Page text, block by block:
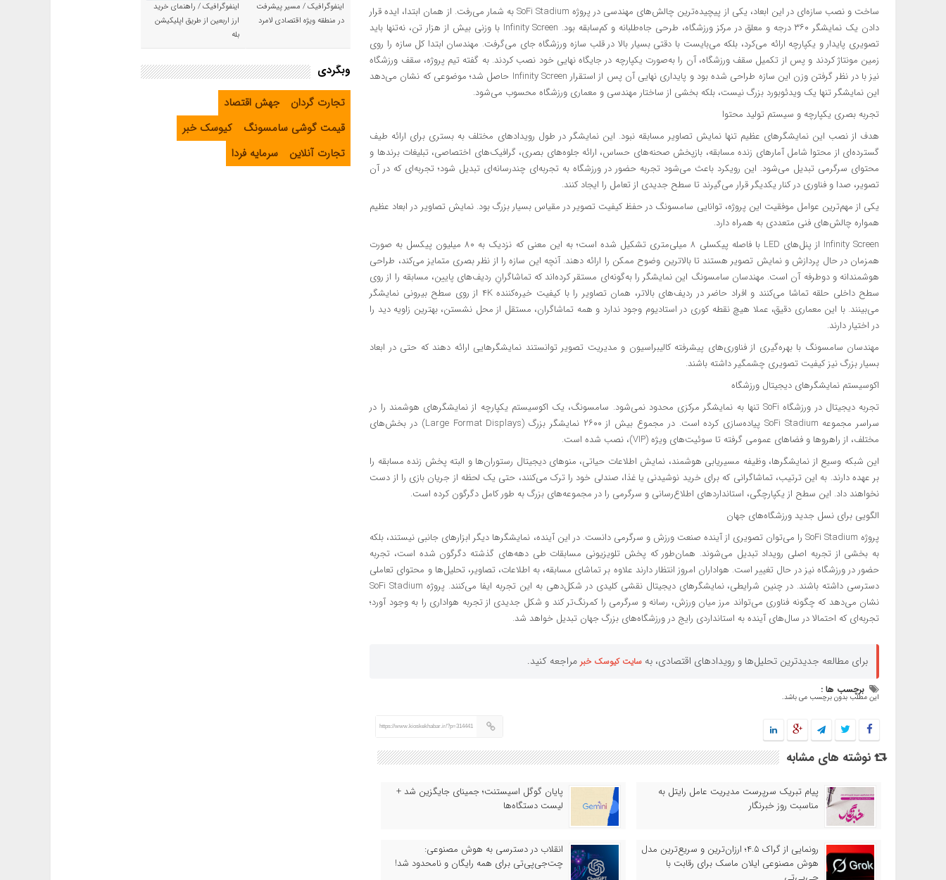
ساخت و نصب سازه‌ای در این ابعاد، یکی از پیچیده‌ترین چالش‌های مهندسی در پروژه SoFi Stadium به شمار می‌رفت. از همان ابتدا، ایده قرار
دادن یک نمایشگر ۳۶۰ درجه و معلق در مرکز ورزشگاه، طرحی جاه‌طلبانه و کم‌سابقه بود. Infinity Screen با وزنی بیش از هزار تن، نه‌‌تنها باید
تصویری پایدار و یکپارچه ارائه می‌کرد، بلکه می‌بایست با دقتی بسیار بالا در قلب سازه ورزشگاه جای می‌گرفت. مهندسان ابتدا کل سازه را روی
زمین مونتاژ کردند و پس از تکمیل سقف ورزشگاه، آن را به‌صورت یکپارچه در جایگاه نهایی خود نصب کردند. به گفته تیم پروژه، سقف ورزشگاه
نیز با در نظر گرفتن وزن این سازه طراحی شده بود و پایداری نهایی آن پس از استقرار Infinity Screen حاصل شد؛ موضوعی که نشان می‌دهد
این نمایشگر تنها یک ویدئوبورد بزرگ نیست، بلکه بخشی از ساختار مهندسی و معماری ورزشگاه محسوب می‌شود.
تجربه بصری یکپارچه و سیستم تولید محتوا
هدف از نصب این نمایشگرهای عظیم تنها نمایش تصاویر مسابقه نبود. این نمایشگر در طول رویدادهای مختلف به بستری برای ارائه طیف
گسترده‌ای از محتوا شامل آمارهای زنده مسابقه، بازپخش صحنه‌های حساس، ارائه جلوه‌های بصری، گرافیک‌های اختصاصی، تبلیغات برندها و
محتوای سرگرمی تبدیل می‌شود. این رویکرد باعث می‌شود تجربه حضور در ورزشگاه به تجربه‌ای چندرسانه‌ای تبدیل شود؛ تجربه‌ای که در آن
تصویر، صدا و فناوری در کنار یکدیگر قرار می‌گیرند تا سطح جدیدی از تعامل را ایجاد کنند.
یکی از مهم‌ترین عوامل موفقیت این پروژه، توانایی سامسونگ در حفظ کیفیت تصویر در مقیاس بسیار بزرگ بود. نمایش تصاویر در ابعاد عظیم
همواره چالش‌های فنی متعددی به همراه دارد.
Infinity Screen از پنل‌های LED با فاصله پیکسلی ۸ میلی‌متری تشکیل شده است؛ به این معنی که نزدیک به ۸۰ میلیون پیکسل به صورت
همزمان در حال پردازش و نمایش تصویر هستند تا بالاترین وضوح ممکن را ارائه دهند. آنچه این سازه را از نظر بصری متمایز می‌کند، طراحی
هوشمندانه و دوطرفه آن است. مهندسان سامسونگ این نمایشگر را به‌گونه‌ای مستقر کرده‌اند که تماشاگرانِ ردیف‌های پایین، مسابقه را از روی
سطح داخلی حلقه تماشا می‌کنند و افراد حاضر در ردیف‌های بالاتر، همان تصاویر را با کیفیت خیره‌کننده ۴K از روی سطح بیرونی نمایشگر
می‌بینند. با این معماری دقیق، عملا هیچ نقطه کوری در استادیوم وجود ندارد و همه تماشاگران، مستقل از محل نشستن، بهترین زاویه دید را
در اختیار دارند.
مهندسان سامسونگ با بهره‌گیری از فناوری‌های پیشرفته کالیبراسیون و مدیریت تصویر توانستند نمایشگرهایی ارائه دهند که حتی در ابعاد
بسیار بزرگ نیز کیفیت تصویری چشمگیر داشته باشند.
اکوسیستم نمایشگرهای دیجیتال ورزشگاه
تجربه دیجیتال در ورزشگاه SoFi تنها به نمایشگر مرکزی محدود نمی‌شود. سامسونگ، یک اکوسیستم یکپارچه از نمایشگرهای هوشمند را در
سراسر مجموعه SoFi Stadium پیاده‌سازی کرده‌ است. در مجموع بیش از ۲۶۰۰ نمایشگر بزرگ (Large Format Displays) در بخش‌های
مختلف، از راهروها و فضاهای عمومی گرفته تا سوئیت‌های ویژه (VIP)، نصب شده است.
این شبکه وسیع از نمایشگرها، وظیفه مسیریابی هوشمند، نمایش اطلاعات حیاتی، منوهای دیجیتال رستوران‌ها و البته پخش زنده مسابقه را
بر عهده دارند. به این ترتیب، تماشاگرانی که برای خرید نوشیدنی یا غذا، صندلی خود را ترک می‌کنند، حتی یک لحظه از جریان بازی را از دست
نخواهند داد. این سطح از یکپارچگی، استانداردهای اطلاع‌رسانی و سرگرمی را در مجموعه‌های بزرگ به طور کامل دگرگون کرده است.
الگویی برای نسل جدید ورزشگاه‌های جهان
پروژه SoFi Stadium را می‌توان تصویری از آینده صنعت ورزش و سرگرمی دانست. در این آینده، نمایشگرها دیگر ابزارهای جانبی نیستند، بلکه
به بخشی از تجربه اصلی رویداد تبدیل می‌شوند. همان‌طور که پخش تلویزیونی مسابقات طی دهه‌های گذشته دگرگون شده است، تجربه
حضور در ورزشگاه نیز در حال تغییر است. هواداران امروز انتظار دارند علاوه بر تماشای مسابقه، به اطلاعات، تصاویر، تحلیل‌ها و محتوای تعاملی
دسترسی داشته باشند. در چنین شرایطی، نمایشگرهای دیجیتال نقشی کلیدی در شکل‌دهی به این تجربه ایفا می‌کنند. پروژه SoFi Stadium
نشان می‌دهد که چگونه فناوری می‌تواند مرز میان ورزش، رسانه و سرگرمی را کمرنگ‌تر کند و شکل جدیدی از تجربه هواداری را به وجود آورد؛
تجربه‌ای که احتمالا در سال‌های آینده به استانداردی رایج در ورزشگاه‌های بزرگ جهان تبدیل خواهد شد.
برای مطالعه جدیدترین تحلیل‌ها و رویدادهای اقتصادی، به سایت کیوسک خبر مراجعه کنید.
برچسب ها :
این مطلب بدون برچسب می باشد.
https://www.kioskekhabar.ir/?p=314441
نوشته های مشابه
پیام تبریک سرپرست مدیریت عامل رایتل به
مناسبت روز خبرنگار
پایان گوگل اسیستنت؛ جمینای جایگزین شد +
لیست دستگاه‌ها
رونمایی از گراک ۴.۵؛ ارزان‌ترین و سریع‌ترین مدل
هوش مصنوعی ایلان ماسک برای رقابت با
انقلاب در دسترسی به هوش مصنوعی:
چت‌جی‌پی‌تی برای همه رایگان و نامحدود شد!
اینفوگرافیک / مسیر پیشرفت
در منطقه ویژه اقتصادی لامرد
اینفوگرافیک / راهنمای خرید
ارز اربعین از طریق اپلیکیشن
بله
وبگردی
تجارت گردان
جهش اقتصاد
قیمت گوشی سامسونگ
کیوسک خبر
تجارت آنلاین
سرمایه فردا